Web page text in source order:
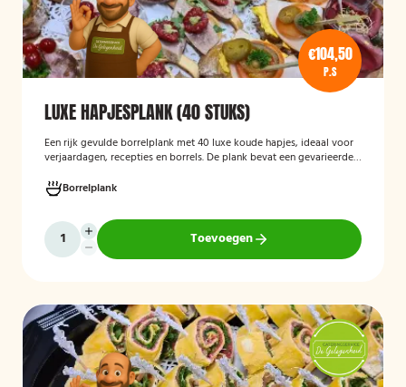
€104,50
P.S
LUXE HAPJESPLANK (40 STUKS)
Een rijk gevulde borrelplank met 40 luxe koude hapjes, ideaal voor
verjaardagen, recepties en borrels. De plank bevat een gevarieerde
stijlvol worden gepresenteerd, zodat je gasten direct kunnen
genieten.
Borrelplank
Toevoegen